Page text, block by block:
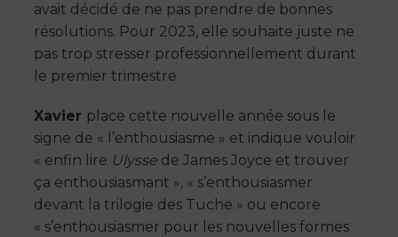
avait décidé de ne pas prendre de bonnes
résolutions. Pour 2023, elle souhaite juste ne
pas trop stresser professionnellement durant
le premier trimestre.
Xavier place cette nouvelle année sous le
signe de « l’enthousiasme » et indique vouloir
« enfin lire Ulysse de James Joyce et trouver
ça enthousiasmant », « s’enthousiasmer
devant la trilogie des Tuche » ou encore
« s’enthousiasmer pour les nouvelles formes